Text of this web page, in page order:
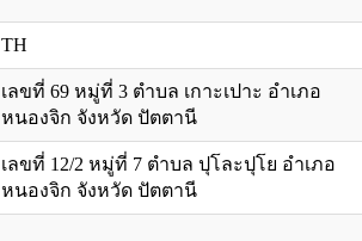
TH
เลขที่ 69 หมู่ที่ 3 ตำบล เกาะเปาะ อำเภอ
หนองจิก จังหวัด ปัตตานี
เลขที่ 12/2 หมู่ที่ 7 ตำบล ปุโละปุโย อำเภอ
หนองจิก จังหวัด ปัตตานี